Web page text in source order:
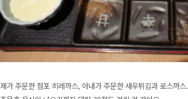
제가 주문한 점포 히레까스, 아내가 주문한 새우튀김과 로스까스.